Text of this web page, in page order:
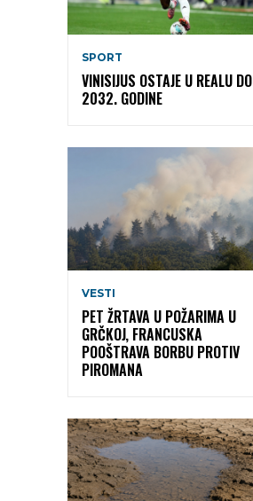
SPORT
VINISIJUS OSTAJE U REALU DO
2032. GODINE
VESTI
PET ŽRTAVA U POŽARIMA U
GRČKOJ, FRANCUSKA
POOŠTRAVA BORBU PROTIV
PIROMANA